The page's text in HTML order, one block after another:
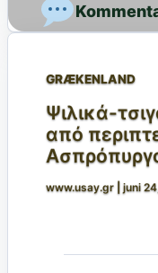
GRÆKENLAND
Ψιλικά-
από
www.usay.gr juni